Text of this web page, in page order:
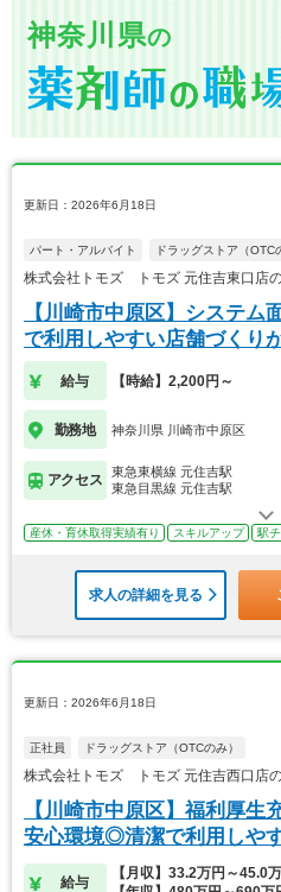
神奈川県の
更新日：2026年6月18日
パート・アルバイト ドラッグストア（OTC
株式会社トモズ トモズ 元住吉東口店
【川崎市中原区】システ
で利用しやすい店舗づくり
給与 【時給】2,200円～
勤務地 神奈川県 川崎市中原区
アクセス
東急東横線 元住吉駅
東急目黒線 元住吉駅
産休・育休取得実績有り スキルアップ 駅
求人の詳細を見る
更新日：2026年6月18日
正社員 ドラッグストア（OTCのみ）
株式会社トモズ トモズ 元住吉西口店
【川崎市中原区】福利厚生
安心環境◎清潔で利用しや
給与
【月収】33.2万円～45.0